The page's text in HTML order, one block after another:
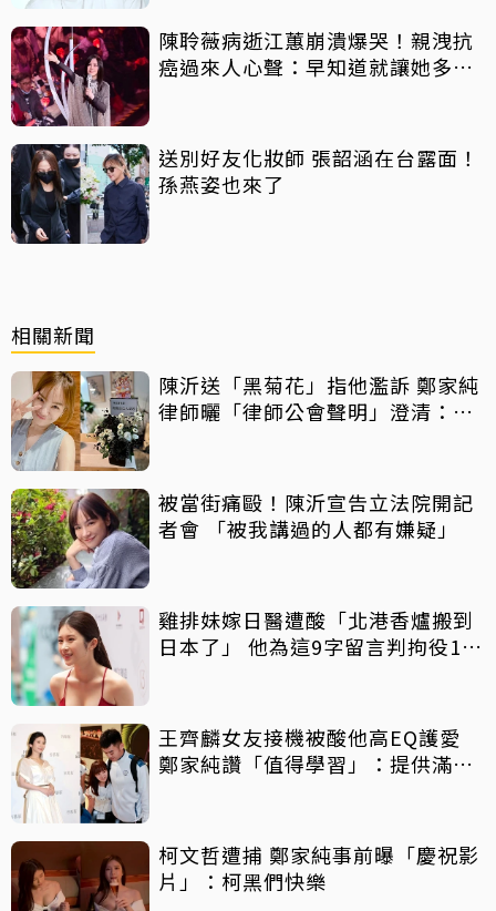
陳聆薇病逝江蕙崩潰爆哭！親洩抗
癌過來人心聲：早知道就讓她多化
送別好友化妝師 張韶涵在台露面！
孫燕姿也來了
相關新聞
陳沂送「黑菊花」指他濫訴 鄭家純
律師曬「律師公會聲明」澄清：告
被當街痛毆！陳沂宣告立法院開記
者會 「被我講過的人都有嫌疑」
雞排妹嫁日醫遭酸「北港香爐搬到
日本了」 他為這9字留言判拘役10
王齊麟女友接機被酸他高EQ護愛
鄭家純讚「值得學習」：提供滿滿
柯文哲遭捕 鄭家純事前曝「慶祝影
片」：柯黑們快樂